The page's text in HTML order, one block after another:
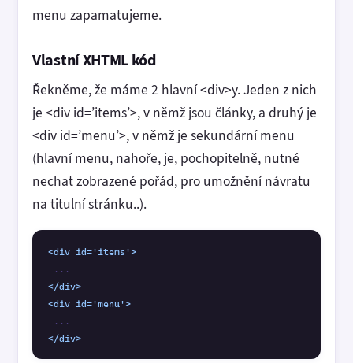
menu zapamatujeme.
Vlastní XHTML kód
Řekněme, že máme 2 hlavní <div>y. Jeden z nich
je <div id=’items’>, v němž jsou články, a druhý je
<div id=’menu’>, v němž je sekundární menu
(hlavní menu, nahoře, je, pochopitelně, nutné
nechat zobrazené pořád, pro umožnění návratu
na titulní stránku..).
<div id='items'>
</div>
<div id='menu'>
</div>